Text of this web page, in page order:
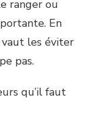
ranger ou
En
les éviter
pas.
qu’il faut